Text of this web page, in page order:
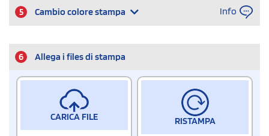
5 Cambio colore stampa Info
6 Allega i files di stampa
CARICA FILE RISTAMPA